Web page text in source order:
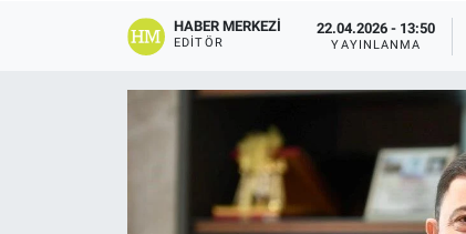
HABER MERKEZI
EDITÖR
22.04.2026 - 13:50
YAYINLANMA
Astroloji
Tüm Manşetler
Haber Arşivi